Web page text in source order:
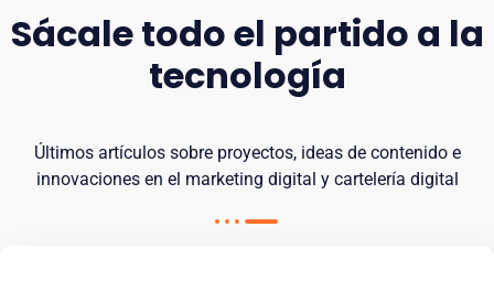
Sácale todo el partido a la
tecnología
Últimos artículos sobre proyectos, ideas de contenido e
innovaciones en el marketing digital y cartelería digital